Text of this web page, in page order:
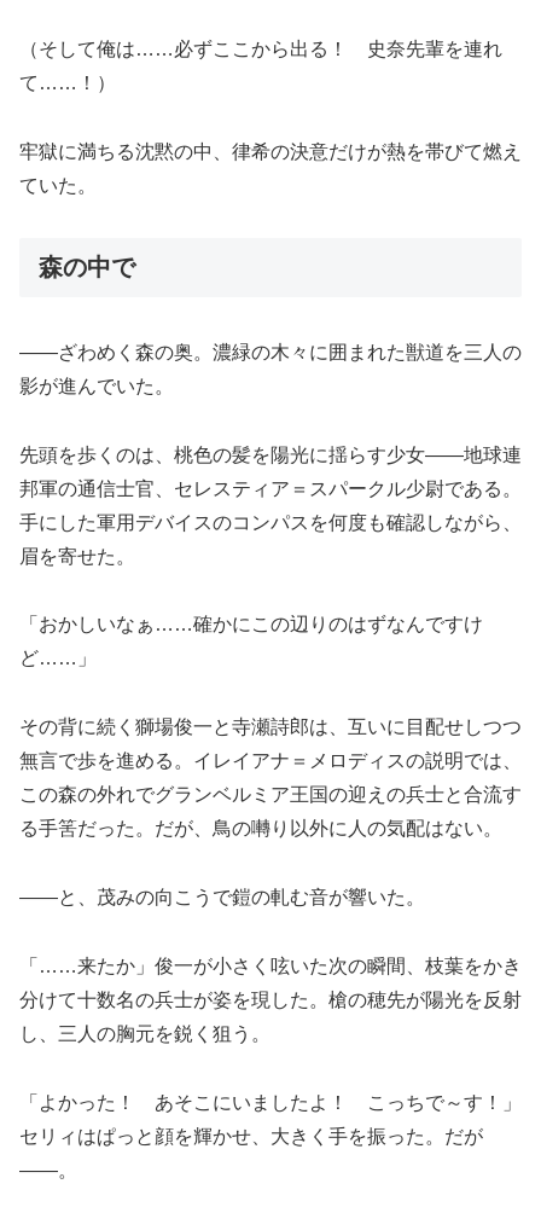
（そして俺は……必ずここから出る！ 史奈先輩を連れ
て……！）
牢獄に満ちる沈黙の中、律希の決意だけが熱を帯びて燃え
ていた。
森の中で
――ざわめく森の奥。濃緑の木々に囲まれた獣道を三人の
影が進んでいた。
先頭を歩くのは、桃色の髪を陽光に揺らす少女――地球連
邦軍の通信士官、セレスティア＝スパークル少尉である。
手にした軍用デバイスのコンパスを何度も確認しながら、
眉を寄せた。
「おかしいなぁ……確かにこの辺りのはずなんですけ
ど……」
その背に続く獅場俊一と寺瀬詩郎は、互いに目配せしつつ
無言で歩を進める。イレイアナ＝メロディスの説明では、
この森の外れでグランベルミア王国の迎えの兵士と合流す
る手筈だった。だが、鳥の囀り以外に人の気配はない。
――と、茂みの向こうで鎧の軋む音が響いた。
「……来たか」俊一が小さく呟いた次の瞬間、枝葉をかき
分けて十数名の兵士が姿を現した。槍の穂先が陽光を反射
し、三人の胸元を鋭く狙う。
「よかった！ あそこにいましたよ！ こっちで～す！」
セリィはぱっと顔を輝かせ、大きく手を振った。だが
――。